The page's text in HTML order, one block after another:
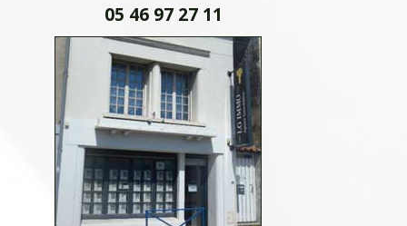
05 46 97 27 11